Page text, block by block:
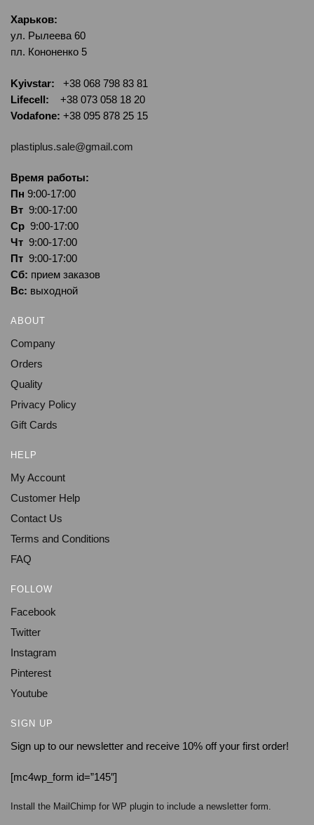
Харьков:
ул. Рылеева 60
пл. Кононенко 5
Kyivstar: +38 068 798 83 81
Lifecell:
+38 073 058 18 20
Vodafone: +38 095 878 25 15
plastiplus.sale@gmail.com
Время работы:
Пн 9:00-17:00
Вт 9:00-17:00
Ср 9:00-17:00
Чт 9:00-17:00
Пт 9:00-17:00
Сб: прием заказов
Вс: выходной
ABOUT
Company
Orders
Quality
Privacy Policy
Gift Cards
HELP
My Account
Customer Help
Contact Us
Terms and Conditions
FAQ
FOLLOW
Facebook
Twitter
Instagram
Pinterest
Youtube
SIGN UP
Sign up to our newsletter and receive 10% off your first order!
[mc4wp_form id=”145″]
Install the MailChimp for WP plugin to include a newsletter form.